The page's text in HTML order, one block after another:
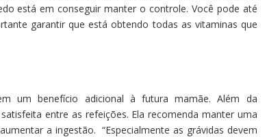
está em conseguir manter o controle. Você pode até
garantir que está obtendo todas as vitaminas que
um benefício adicional à futura mamãe. Além da
entre as refeições. Ela recomenda manter uma
a ingestão. “Especialmente as grávidas devem